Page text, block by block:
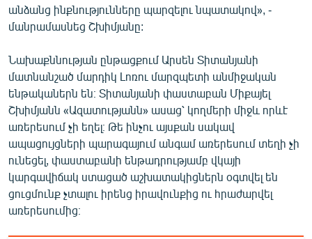
անձանց ինքնությունները պարզելու նպատակով», -
մանրամասնեց Շխիմյանը:
Նախաքննության ընթացքում Արսեն Տիտանյանի
մատնանշած մարդիկ Լոռու մարզպետի անմիջական
ենթականերն են։ Տիտանյանի փաստաբան Միքայել
Շխիմյանն «Ազատությանն» ասաց՝ կողմերի միջև որևէ
առերեսում չի եղել։ Թե ինչու այսքան սակավ
ապացույցների պարագայում անգամ առերեսում տեղի չի
ունեցել, փաստաբանի ենթադրությամբ վկայի
կարգավիճակ ստացած աշխատակիցներն օգտվել են
ցուցմունք չտալու իրենց իրավունքից ու հրաժարվել
առերեսումից։